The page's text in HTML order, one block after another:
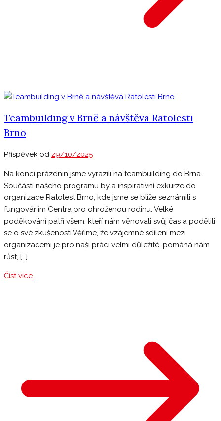
Teambuilding v Brně a návštěva Ratolesti
Brno
Příspěvek od 29/10/2025
Na konci prázdnin jsme vyrazili na teambuilding do Brna.
Součástí našeho programu byla inspirativní exkurze do
organizace Ratolest Brno, kde jsme se blíže seznámili s
fungováním Centra pro ohroženou rodinu. Velké
poděkování patří všem, kteří nám věnovali svůj čas a podělili
se o své zkušenosti.Věříme, že vzájemné sdílení mezi
organizacemi je pro naši práci velmi důležité, pomáhá nám
růst, […]
Číst více